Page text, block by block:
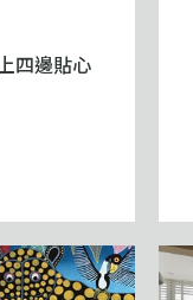
四邊貼心